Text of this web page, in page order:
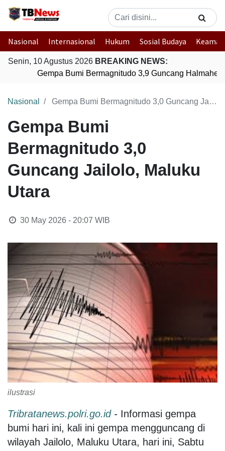
Nasional Internasional Hukum Sosial Budaya
Senin, 10 Agustus 2026 BREAKING NEWS:
Gempa Bumi Bermagnitudo 3,9 Guncang Halmahera
Nasional Gempa Bumi Bermagnitudo 3,0 Guncang Jailolo, Maluku Utara
Gempa Bumi
Bermagnitudo 3,0
Guncang Jailolo, Maluku
Utara
30 May 2026 - 20:07 WIB
ilustrasi
Tribratanews.polri.go.id- Informasi gempa
bumi hari ini, kali ini gempa mengguncang di
wilayah Jailolo, Maluku Utara, hari ini, Sabtu